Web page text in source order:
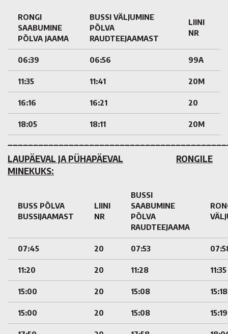
RONGI
SAABUMINE
PÕLVA JAAMA
BUSSI VÄLJUMINE
PÕLVA
RAUDTEEJAAMAST
LIINI
NR
06:39 06:56 99A
11:35 11:41 20M
16:16 16:21 20
18:05 18:11 20M
LAUPÄEVAL JA PÜHAPÄEVAL
RONGILE
MINEKUKS:
BUSS PÕLVA
BUSSIJAAMAST
LIINI
NR
BUSSI
SAABUMINE
PÕLVA
RAUDTEEJAAMA
07:45 20 07:53
11:20 20 11:28 11:35
15:00 20 15:08 15:18
15:00 20 15:08 15:19